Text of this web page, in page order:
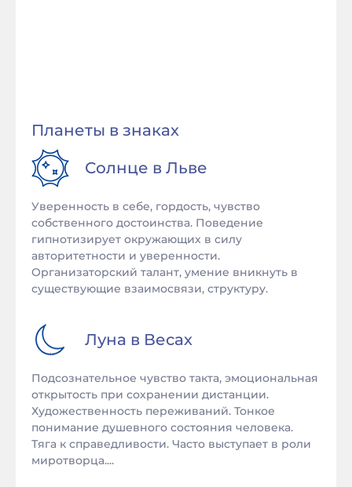
Планеты в знаках
Солнце в Льве
Уверенность в себе, гордость, чувство
собственного достоинства. Поведение
гипнотизирует окружающих в силу
авторитетности и уверенности.
Организаторский талант, умение вникнуть в
существующие взаимосвязи, структуру.
Луна в Весах
Подсознательное чувство такта, эмоциональная
открытость при сохранении дистанции.
Художественность переживаний. Тонкое
понимание душевного состояния человека.
Тяга к справедливости. Часто выступает в роли
миротворца....